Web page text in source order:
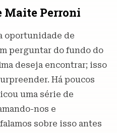
Maite Perroni
oportunidade de
perguntar do fundo do
deseja encontrar; isso
Há poucos
uma série de
nos e
sobre isso antes